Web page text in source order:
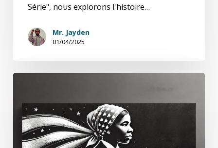
Série", nous explorons l'histoire…
Mr. Jayden
01/04/2025
U.K.
Harriet
Tubman